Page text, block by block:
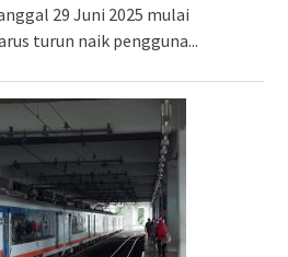
29 Juni 2025 mulai
turun naik pengguna...